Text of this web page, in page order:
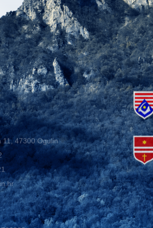
11, 47300 Ogulin